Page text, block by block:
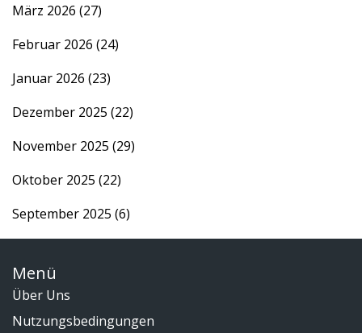
März 2026 (27)
Februar 2026 (24)
Januar 2026 (23)
Dezember 2025 (22)
November 2025 (29)
Oktober 2025 (22)
September 2025 (6)
Menü
Über Uns
Nutzungsbedingungen